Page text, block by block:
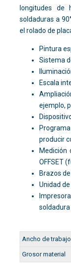
longitudes
soldaduras a
el rolado de
Pintura
Sistema
Escala
ejemplo,
producir
Medición
OFFSET
Brazos
Unidad
soldadura
Ancho de trabajo
Grosor material